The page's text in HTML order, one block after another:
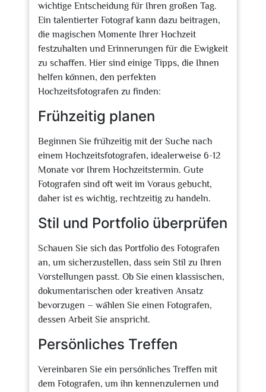
wichtige Entscheidung für Ihren großen Tag.
Ein talentierter Fotograf kann dazu beitragen,
die magischen Momente Ihrer Hochzeit
festzuhalten und Erinnerungen für die Ewigkeit
zu schaffen. Hier sind einige Tipps, die Ihnen
helfen können, den perfekten
Hochzeitsfotografen zu finden:
Frühzeitig planen
Beginnen Sie frühzeitig mit der Suche nach
einem Hochzeitsfotografen, idealerweise 6-12
Monate vor Ihrem Hochzeitstermin. Gute
Fotografen sind oft weit im Voraus gebucht,
daher ist es wichtig, rechtzeitig zu handeln.
Stil und Portfolio überprüfen
Schauen Sie sich das Portfolio des Fotografen
an, um sicherzustellen, dass sein Stil zu Ihren
Vorstellungen passt. Ob Sie einen klassischen,
dokumentarischen oder kreativen Ansatz
bevorzugen – wählen Sie einen Fotografen,
dessen Arbeit Sie anspricht.
Persönliches Treffen
Vereinbaren Sie ein persönliches Treffen mit
dem Fotografen, um ihn kennenzulernen und